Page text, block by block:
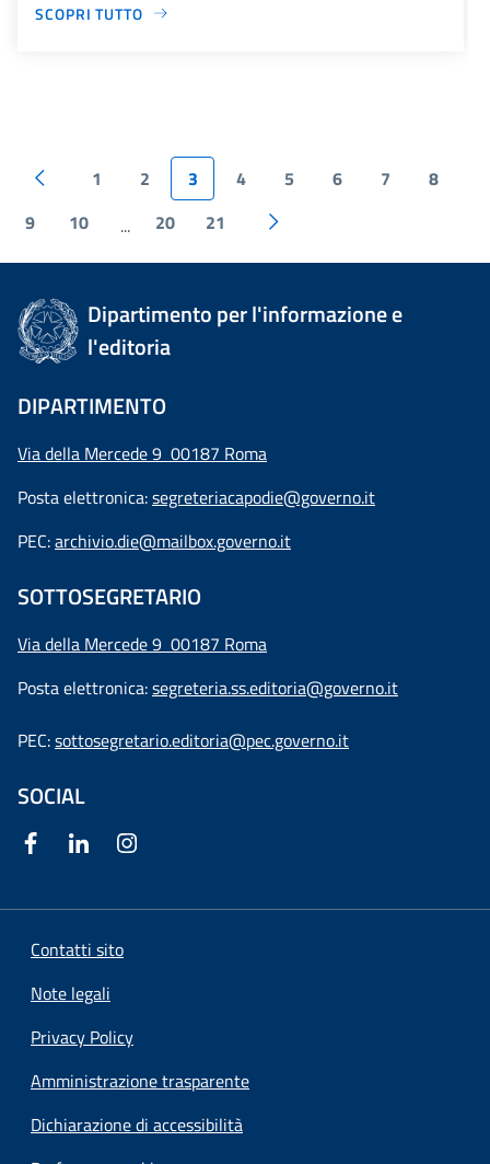
SCOPRI TUTTO
1 2 3 4 5 6 7
8
9
10 ... 20 21
Dipartimento per l'informazione e
l'editoria
DIPARTIMENTO
Via della Mercede 9 00187 Roma
Posta elettronica:segreteriacapodie@governo.it
PEC:archivio.die@mailbox.governo.it
SOTTOSEGRETARIO
Via della Mercede 9 00187 Roma
Posta elettronica:segreteria.ss.editoria@governo.it
PEC:sottosegretario.editoria@pec.governo.it
SOCIAL
Contatti sito
Note legali
Privacy Policy
Amministrazione trasparente
Dichiarazione di accessibilità